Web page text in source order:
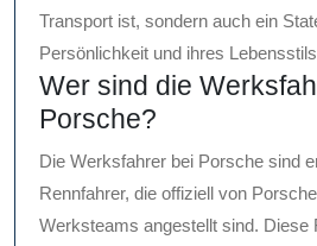
Transport ist, sondern auch ein
Persönlichkeit und ihres
Wer sind die
Porsche?
Die Werksfahrer bei Porsche sind
Rennfahrer, die offiziell von
Werksteams angestellt sind. Diese